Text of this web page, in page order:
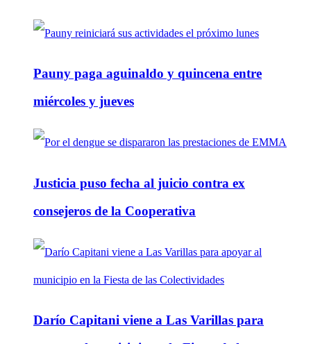
Pauny paga aguinaldo y quincena entre
miércoles y jueves
Justicia puso fecha al juicio contra ex
consejeros de la Cooperativa
Darío Capitani viene a Las Varillas para